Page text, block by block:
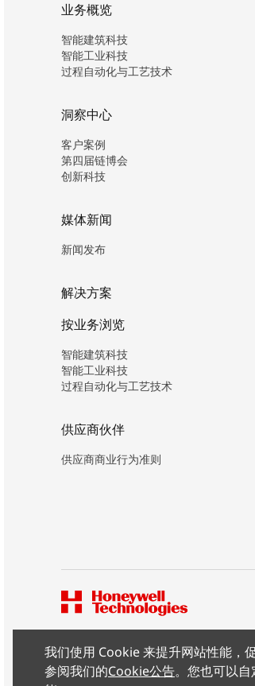
我们使用 Cookie 来提升网站性能，
参阅我们的Cookie公告。您也可以
业务概览
智能建筑科技
智能工业科技
过程自动化与工艺技术
洞察中心
客户案例
第四届链博会
创新科技
媒体新闻
新闻发布
解决方案
按业务浏览
智能建筑科技
智能工业科技
过程自动化与工艺技术
供应商伙伴
供应商商业行为准则
版权所有 ©2026 霍尼韦尔（中国）有限公司